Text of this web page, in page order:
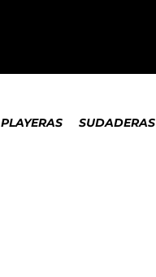
PLAYERAS SUDADERAS